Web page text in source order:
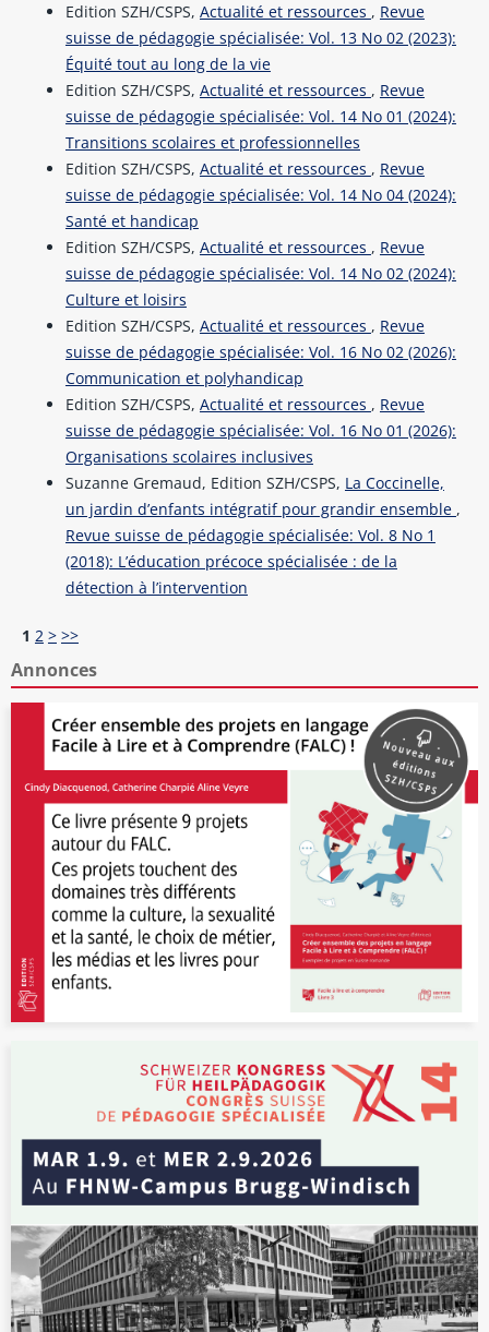
Edition SZH/CSPS, Actualité et ressources , Revue
suisse de pédagogie spécialisée: Vol. 13 No 02 (2023):
Équité tout au long de la vie
Edition SZH/CSPS, Actualité et ressources , Revue
suisse de pédagogie spécialisée: Vol. 14 No 01 (2024):
Transitions scolaires et professionnelles
Edition SZH/CSPS, Actualité et ressources , Revue
suisse de pédagogie spécialisée: Vol. 14 No 04 (2024):
Santé et handicap
Edition SZH/CSPS, Actualité et ressources , Revue
suisse de pédagogie spécialisée: Vol. 14 No 02 (2024):
Culture et loisirs
Edition SZH/CSPS, Actualité et ressources , Revue
suisse de pédagogie spécialisée: Vol. 16 No 02 (2026):
Communication et polyhandicap
Edition SZH/CSPS, Actualité et ressources , Revue
suisse de pédagogie spécialisée: Vol. 16 No 01 (2026):
Organisations scolaires inclusives
Suzanne Gremaud, Edition SZH/CSPS, La Coccinelle,
un jardin d’enfants intégratif pour grandir ensemble ,
Revue suisse de pédagogie spécialisée: Vol. 8 No 1
(2018): L’éducation précoce spécialisée : de la
détection à l’intervention
1 2 > >>
Annonces